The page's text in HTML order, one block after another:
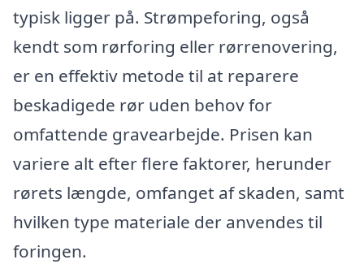
typisk ligger på. Strømpeforing, også
kendt som rørforing eller rørrenovering,
er en effektiv metode til at reparere
beskadigede rør uden behov for
omfattende gravearbejde. Prisen kan
variere alt efter flere faktorer, herunder
rørets længde, omfanget af skaden, samt
hvilken type materiale der anvendes til
foringen.